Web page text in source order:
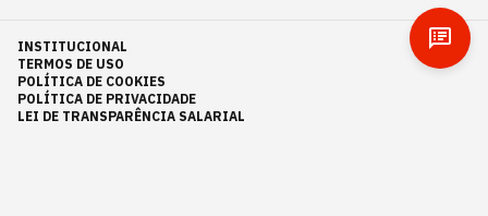
INSTITUCIONAL
TERMOS DE USO
POLÍTICA DE COOKIES
POLÍTICA DE PRIVACIDADE
LEI DE TRANSPARÊNCIA SALARIAL